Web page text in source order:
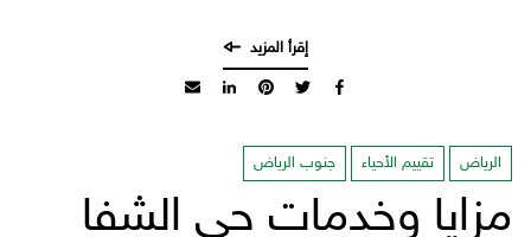
الرياض تقييم الأحياء جنوب الرياض
مزايا وخدمات حي الشفا